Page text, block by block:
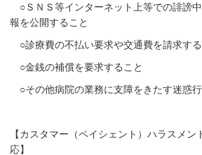
○ＳＮＳ等インターネット上等での誹謗
報を公開すること
○診療費の不払い要求や交通費を請求する
○金銭の補償を要求すること
○その他病院の業務に支障をきたす迷惑
【カスタマー（ペイシェント）ハラスメ
応】